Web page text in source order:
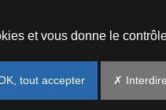
et vous donne le
tout accepter ✗